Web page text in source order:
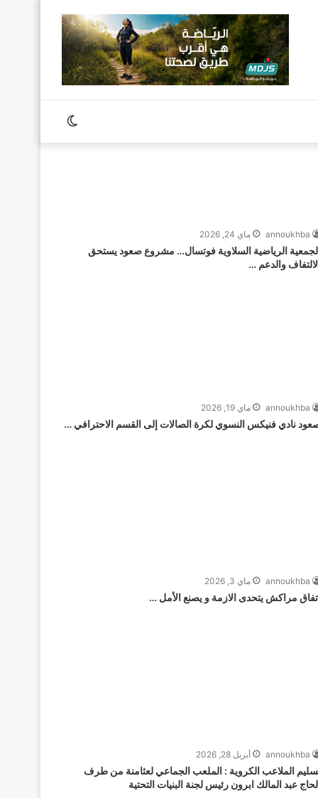
annoukhba ماي 24, 2026
الرياضية السلاوية فوتسال… مشروع صعود يستحق
والدعم …
annoukhba ماي 19, 2026
نادي فنيكس النسوي لكرة الصالات إلى القسم الاحترافي …
annoukhba ماي 3, 2026
مراكش يتحدى الازمة و يصنع الأمل …
annoukhba أبريل 28, 2026
الملاعب الكروية : الملعب الجماعي لعثامنة من طرف
عبد المالك ابرون رئيس لجنة البنيات التحتية